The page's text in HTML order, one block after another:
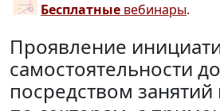
Бесплатные вебинары.
Проявление
самостоятельности
посредством